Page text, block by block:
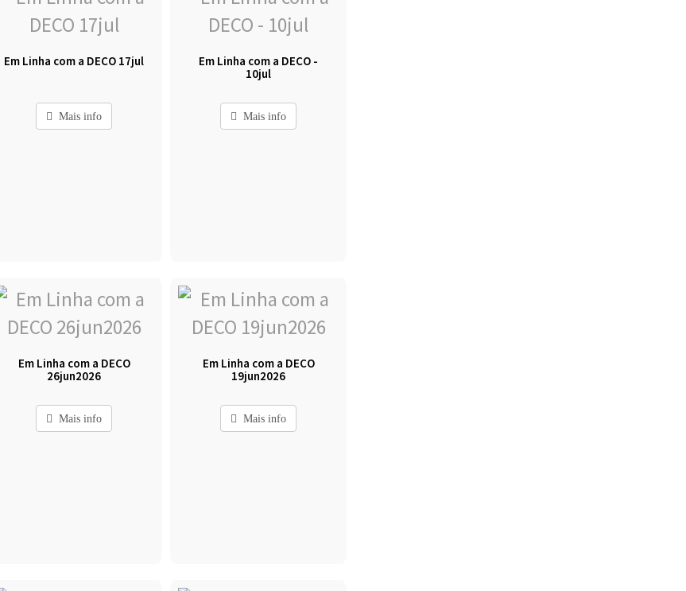
Em Linha com a DECO 17jul
Mais info
Em Linha com a DECO -
10jul
Mais info
Em Linha com a DECO
26jun2026
Mais info
Em Linha com a DECO
19jun2026
Mais info